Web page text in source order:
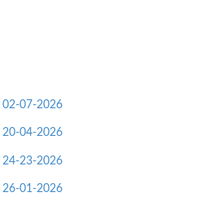
02-07-2026
20-04-2026
24-23-2026
26-01-2026